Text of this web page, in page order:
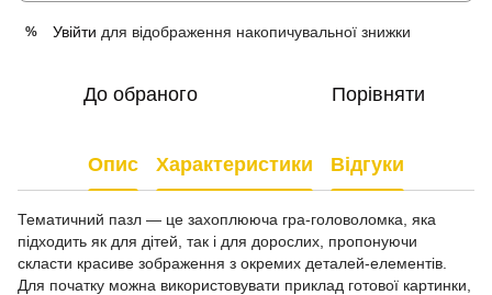
% Увійти для відображення накопичувальної знижки
До обраного Порівняти
Опис Характеристики Відгуки
Тематичний пазл — це захоплююча гра-головоломка, яка
підходить як для дітей, так і для дорослих, пропонуючи
скласти красиве зображення з окремих деталей-елементів.
Для початку можна використовувати приклад готової картинки,